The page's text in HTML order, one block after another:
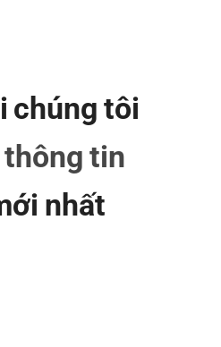
chúng tôi
thông tin
nhất